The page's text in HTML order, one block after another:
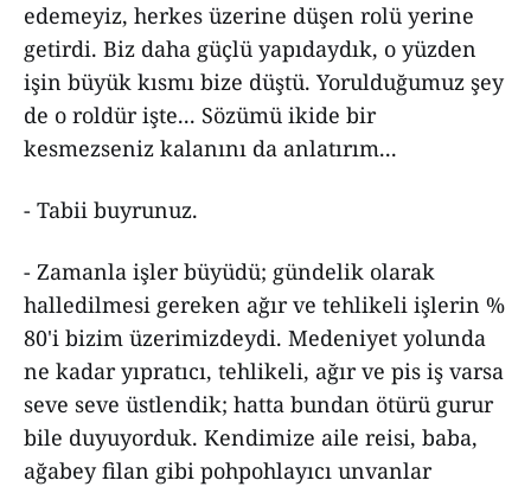
edemeyiz, herkes üzerine düşen rolü yerine
getirdi. Biz daha güçlü yapıdaydık, o yüzden
işin büyük kısmı bize düştü. Yorulduğumuz şey
de o roldür işte... Sözümü ikide bir
kesmezseniz kalanını da anlatırım...
- Tabii buyrunuz.
- Zamanla işler büyüdü; gündelik olarak
halledilmesi gereken ağır ve tehlikeli işlerin %
80'i bizim üzerimizdeydi. Medeniyet yolunda
ne kadar yıpratıcı, tehlikeli, ağır ve pis iş varsa
seve seve üstlendik; hatta bundan ötürü gurur
bile duyuyorduk. Kendimize aile reisi, baba,
ağabey filan gibi pohpohlayıcı unvanlar